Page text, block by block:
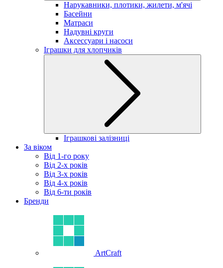
Нарукавники, плотики, жилети, м'ячі
Басейни
Матраси
Надувні круги
Аксессуари і насоси
Іграшки для хлопчиків
Іграшкові залізниці
За віком
Від 1-го року
Від 2-х років
Від 3-х років
Від 4-х років
Від 6-ти років
Бренди
ArtCraft